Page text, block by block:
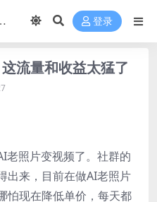
登录
流量和收益太猛了
老照片变视频了。社群的
出来，目前在做AI老照片
怕现在降低单价，每天都